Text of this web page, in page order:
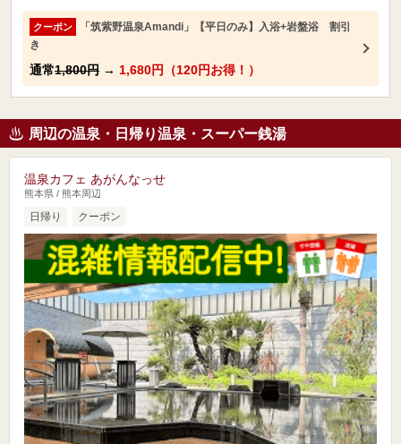
クーポン
「筑紫野温泉Amandi」【平日のみ】入浴+岩盤浴 割引
き
通常1,800円 → 1,680円（120円お得！）
周辺の温泉・日帰り温泉・スーパー銭湯
温泉カフェ あがんなっせ
熊本県 / 熊本周辺
日帰り クーポン